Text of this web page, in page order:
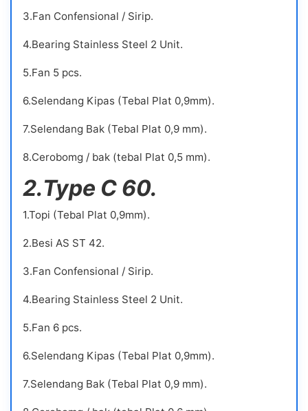
3.Fan Confensional / Sirip.
4.Bearing Stainless Steel 2 Unit.
5.Fan 5 pcs.
6.Selendang Kipas (Tebal Plat 0,9mm).
7.Selendang Bak (Tebal Plat 0,9 mm).
8.Cerobomg / bak (tebal Plat 0,5 mm).
2.Type C 60.
1.Topi (Tebal Plat 0,9mm).
2.Besi AS ST 42.
3.Fan Confensional / Sirip.
4.Bearing Stainless Steel 2 Unit.
5.Fan 6 pcs.
6.Selendang Kipas (Tebal Plat 0,9mm).
7.Selendang Bak (Tebal Plat 0,9 mm).